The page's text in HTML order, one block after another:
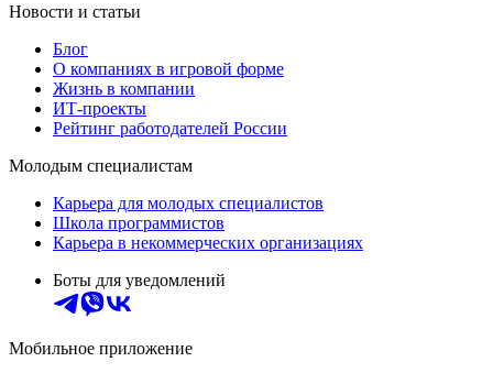
Новости и статьи
Блог
О компаниях в игровой форме
Жизнь в компании
ИТ-проекты
Рейтинг работодателей России
Молодым специалистам
Карьера для молодых специалистов
Школа программистов
Карьера в некоммерческих организациях
Боты для уведомлений
Мобильное приложение